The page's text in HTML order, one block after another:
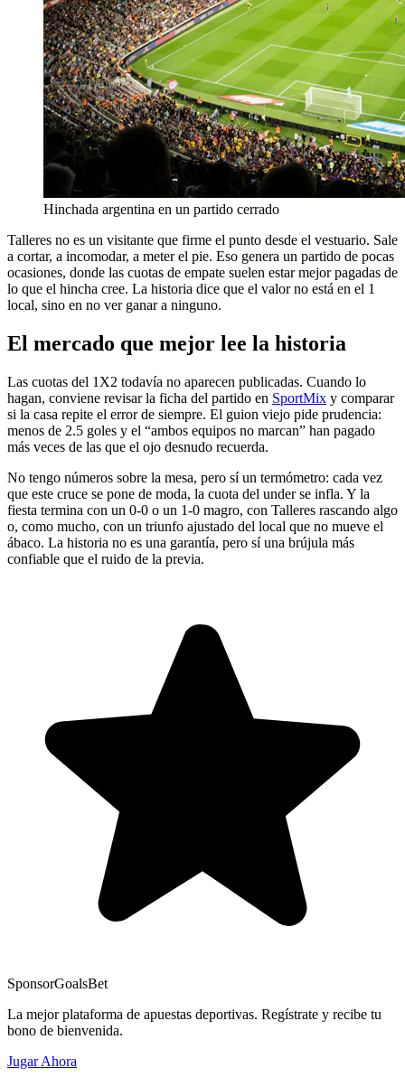
Hinchada argentina en un partido cerrado
Talleres no es un visitante que firme el punto desde el vestuario. Sale
a cortar, a incomodar, a meter el pie. Eso genera un partido de pocas
ocasiones, donde las cuotas de empate suelen estar mejor pagadas de
lo que el hincha cree. La historia dice que el valor no está en el 1
local, sino en no ver ganar a ninguno.
El mercado que mejor lee la historia
Las cuotas del 1X2 todavía no aparecen publicadas. Cuando lo
hagan, conviene revisar la ficha del partido en SportMix y comparar
si la casa repite el error de siempre. El guion viejo pide prudencia:
menos de 2.5 goles y el “ambos equipos no marcan” han pagado
más veces de las que el ojo desnudo recuerda.
No tengo números sobre la mesa, pero sí un termómetro: cada vez
que este cruce se pone de moda, la cuota del under se infla. Y la
fiesta termina con un 0-0 o un 1-0 magro, con Talleres rascando algo
o, como mucho, con un triunfo ajustado del local que no mueve el
ábaco. La historia no es una garantía, pero sí una brújula más
confiable que el ruido de la previa.
SponsorGoalsBet
La mejor plataforma de apuestas deportivas. Regístrate y recibe tu
bono de bienvenida.
Jugar Ahora